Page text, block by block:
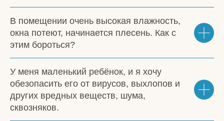
В помещении очень высокая влажность,
окна потеют, начинается плесень. Как с
этим бороться?
У меня маленький ребёнок, и я хочу
обезопасить его от вирусов, выхлопов и
других вредных веществ, шума,
сквозняков.